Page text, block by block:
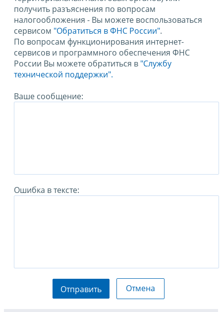
получить разъяснения по вопросам
налогообложения - Вы можете воспользоваться
сервисом "Обратиться в ФНС России".
По вопросам функционирования интернет-
сервисов и программного обеспечения ФНС
России Вы можете обратиться в "Службу
технической поддержки".
Ваше сообщение:
Ошибка в тексте:
Отправить Отмена